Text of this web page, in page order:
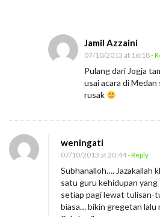
Jamil Azzaini
07/10/2013 at 16:18-
Pulang dari Jogja
usai acara di Medan
rusak
weningati
07/10/2013 at 20:44- Reply
Subhanalloh…. Jazakallah
satu guru kehidupan
setiap pagi lewat tulisan-
biasa… bikin gregetan lalu